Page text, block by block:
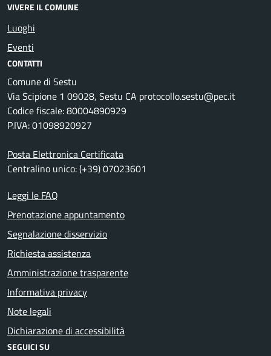
VIVERE IL COMUNE
Luoghi
Eventi
CONTATTI
Comune di Sestu
Via Scipione 1 09028, Sestu CA protocollo.sestu@pec.it
Codice fiscale: 80004890929
P.IVA: 01098920927
Posta Elettronica Certificata
Centralino unico: (+39) 07023601
Leggi le FAQ
Prenotazione appuntamento
Segnalazione disservizio
Richiesta assistenza
Amministrazione trasparente
Informativa privacy
Note legali
Dichiarazione di accessibilità
SEGUICI SU